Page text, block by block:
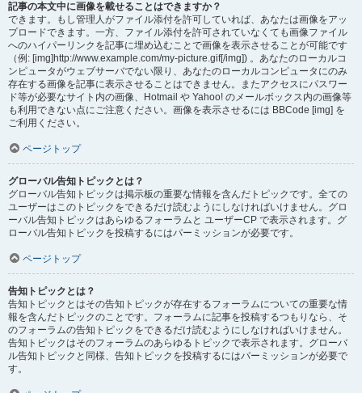
記事の本文中に画像を載せることはできますか？
できます。もし管理人がファイル添付を許可していれば、あなたは画像をアッ
プロードできます。一方、ファイル添付を許可されていなくても画像ファイル
へのハイパーリンクを記事に埋め込むことで画像を表示させることが可能です
（例: [img]http://www.example.com/my-picture.gif[/img]) 。あなたのローカルコ
ンピュータがウェブサーバでない限り、あなたのローカルコンピュータにのみ
存在する画像を記事に表示させることはできません。またアクセスにパスワー
ド等が必要なサイト内の画像、Hotmail や Yahoo! のメールボックス内の画像等
も利用できない点にご注意ください。画像を表示させるには BBCode [img] を
ご利用ください。
ページトップ
グローバル告知トピックとは？
グローバル告知トピックは掲示板の重要な情報を含んだトピックです。全ての
ユーザーはこのトピックをできるだけ読むようにしなければいけません。グロ
ーバル告知トピックはあらゆるフォーラムと ユーザーCP で表示されます。グ
ローバル告知トピックを投稿するにはパーミッションが必要です。
ページトップ
告知トピックとは？
告知トピックとはその告知トピックが存在するフォーラムについての重要な情
報を含んだトピックのことです。フォーラムに記事を投稿するつもりなら、そ
のフォーラムの告知トピックをできるだけ読むようにしなければいけません。
告知トピックはそのフォーラムのあらゆるトピックで表示されます。グローバ
ル告知トピックと同様、告知トピックを投稿するにはパーミッションが必要で
す。